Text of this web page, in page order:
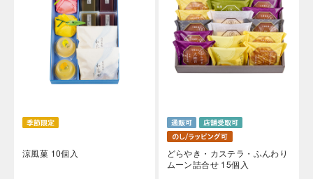
涼風菓 10個入
どらやき・カステラ・ふんわり
ムーン詰合せ 15個入